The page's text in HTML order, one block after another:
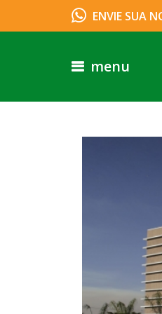
ENVIE SUA
menu